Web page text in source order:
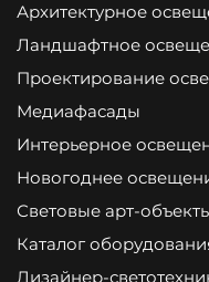
Архитектурное
Ландшафтное
Проектирование
Медиафасады
Интерьерное
Новогоднее
Световые арт-
Каталог
Дизайнер-